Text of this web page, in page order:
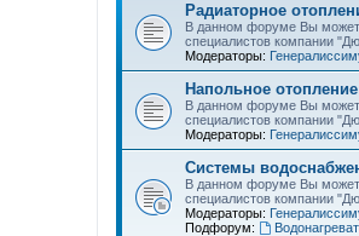
Радиаторное
В данном форуме Вы
специалистов компании
Модераторы:
Напольное отопление
В данном форуме Вы
специалистов компании
Модераторы:
Системы
В данном форуме Вы
специалистов компании
Модераторы:
Подфорум: